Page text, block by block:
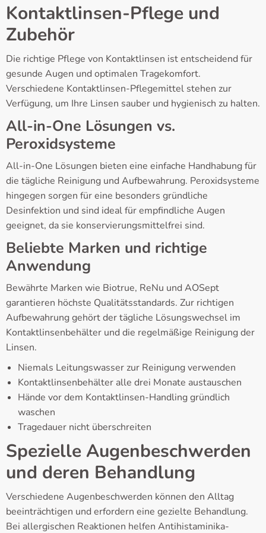
Kontaktlinsen-Pflege und
Zubehör
Die richtige Pflege von Kontaktlinsen ist entscheidend für
gesunde Augen und optimalen Tragekomfort.
Verschiedene Kontaktlinsen-Pflegemittel stehen zur
Verfügung, um Ihre Linsen sauber und hygienisch zu halten.
All-in-One Lösungen vs.
Peroxidsysteme
All-in-One Lösungen bieten eine einfache Handhabung für
die tägliche Reinigung und Aufbewahrung. Peroxidsysteme
hingegen sorgen für eine besonders gründliche
Desinfektion und sind ideal für empfindliche Augen
geeignet, da sie konservierungsmittelfrei sind.
Beliebte Marken und richtige
Anwendung
Bewährte Marken wie Biotrue, ReNu und AOSept
garantieren höchste Qualitätsstandards. Zur richtigen
Aufbewahrung gehört der tägliche Lösungswechsel im
Kontaktlinsenbehälter und die regelmäßige Reinigung der
Linsen.
Niemals Leitungswasser zur Reinigung verwenden
Kontaktlinsenbehälter alle drei Monate austauschen
Hände vor dem Kontaktlinsen-Handling gründlich
waschen
Tragedauer nicht überschreiten
Spezielle Augenbeschwerden
und deren Behandlung
Verschiedene Augenbeschwerden können den Alltag
beeinträchtigen und erfordern eine gezielte Behandlung.
Bei allergischen Reaktionen helfen Antihistaminika-